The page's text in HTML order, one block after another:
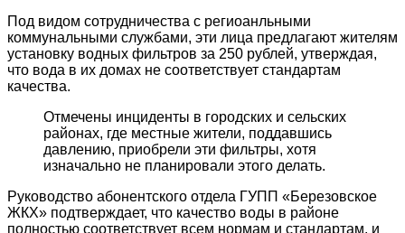
Под видом сотрудничества с региоанльными
коммунальными службами, эти лица предлагают жителям
установку водных фильтров за 250 рублей, утверждая,
что вода в их домах не соответствует стандартам
качества.
Отмечены инциденты в городских и сельских
районах, где местные жители, поддавшись
давлению, приобрели эти фильтры, хотя
изначально не планировали этого делать.
Руководство абонентского отдела ГУПП «Березовское
ЖКХ» подтверждает, что качество воды в районе
полностью соответствует всем нормам и стандартам, и